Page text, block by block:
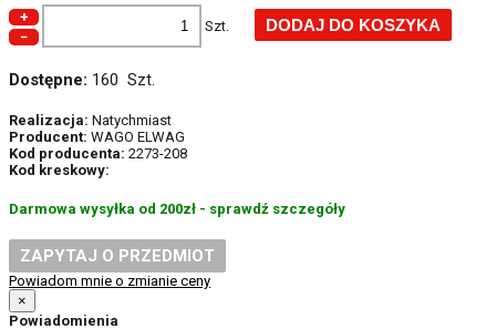
+
−
Szt.
Dostępne: 160 Szt.
Realizacja: Natychmiast
Producent: WAGO ELWAG
Kod producenta: 2273-208
Kod kreskowy:
Darmowa wysyłka od 200zł - sprawdź szczegóły
ZAPYTAJ O PRZEDMIOT
Powiadom mnie o zmianie ceny
×
Powiadomienia